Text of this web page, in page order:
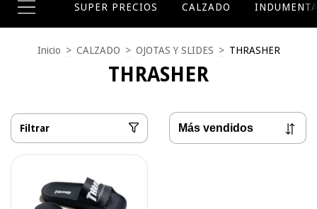
SUPER PRECIOS CALZADO
Inicio > CALZADO > OJOTAS Y SLIDES > THRASHER
THRASHER
Filtrar